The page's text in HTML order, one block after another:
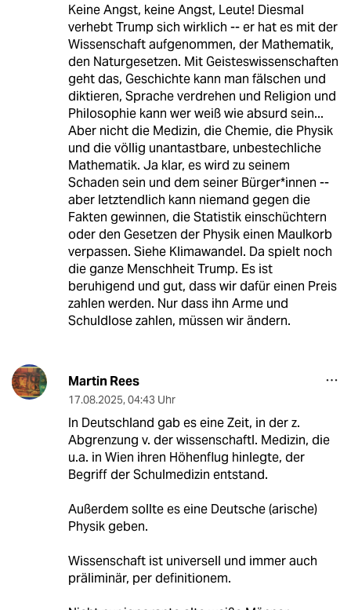
Keine Angst, keine Angst, Leute! Diesmal
verhebt Trump sich wirklich -- er hat es mit der
Wissenschaft aufgenommen, der Mathematik,
den Naturgesetzen. Mit Geisteswissenschaften
geht das, Geschichte kann man fälschen und
diktieren, Sprache verdrehen und Religion und
Philosophie kann wer weiß wie absurd sein...
Aber nicht die Medizin, die Chemie, die Physik
und die völlig unantastbare, unbestechliche
Mathematik. Ja klar, es wird zu seinem
Schaden sein und dem seiner Bürger*innen --
aber letztendlich kann niemand gegen die
Fakten gewinnen, die Statistik einschüchtern
oder den Gesetzen der Physik einen Maulkorb
verpassen. Siehe Klimawandel. Da spielt noch
die ganze Menschheit Trump. Es ist
beruhigend und gut, dass wir dafür einen Preis
zahlen werden. Nur dass ihn Arme und
Schuldlose zahlen, müssen wir ändern.
Martin Rees
17.08.2025, 04:43 Uhr
In Deutschland gab es eine Zeit, in der z.
Abgrenzung v. der wissenschaftl. Medizin, die
u.a. in Wien ihren Höhenflug hinlegte, der
Begriff der Schulmedizin entstand.
Außerdem sollte es eine Deutsche (arische)
Physik geben.
Wissenschaft ist universell und immer auch
präliminär, per definitionem.